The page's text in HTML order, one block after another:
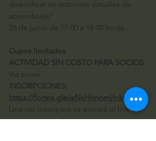
diversificar en entornos virtuales de
aprendizaje"
26 de junio de 17.00 a 18.00 horas
Cupos limitados
ACTIVIDAD SIN COSTO PARA SOCIOS
Vía zoom
INSCRIPCIONES:
https://forms.gle/eNxHhnnmjfnkwkdz5
Una vez inscriptos se enviará el link de
la reunión por mail